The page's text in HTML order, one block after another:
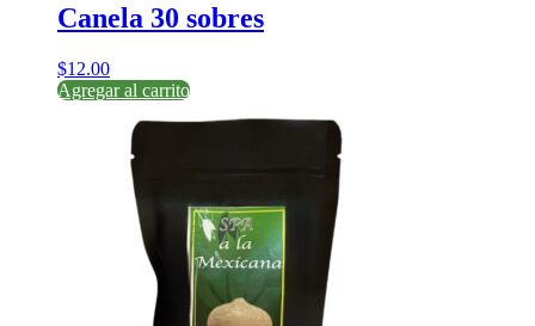
Canela 30 sobres
$12.00
Agregar al carrito